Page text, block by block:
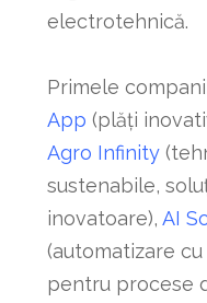
electrotehnică.
Primele
App (plăți
Agro Infinity
sustenabile,
inovatoare), AI
(automatizare
pentru procese